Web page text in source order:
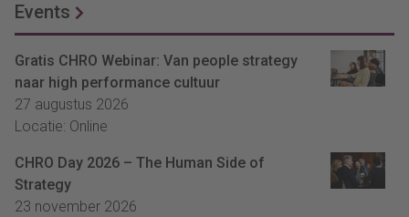
Events
Gratis CHRO Webinar: Van people strategy
naar high performance cultuur
27 augustus 2026
Locatie: Online
CHRO Day 2026 – The Human Side of
Strategy
23 november 2026